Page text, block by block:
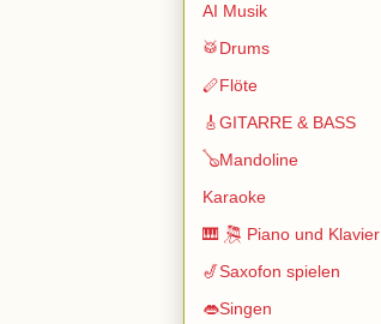
AI Musik
🥁Drums
🪈Flöte
🎸GITARRE & BASS
🪕Mandoline
Karaoke
🎹 🎘 Piano und Klavier
🎷Saxofon spielen
👄Singen